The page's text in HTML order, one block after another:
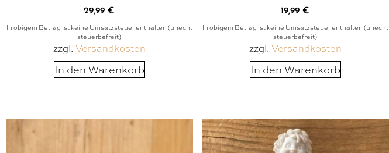
29,99€
In obigem Betrag ist keine Umsatzsteuer enthalten (unecht
steuerbefreit)
zzgl. Versandkosten
In den Warenkorb
19,99€
In obigem Betrag ist keine Umsatzsteuer enthalten (unecht
steuerbefreit)
zzgl. Versandkosten
In den Warenkorb